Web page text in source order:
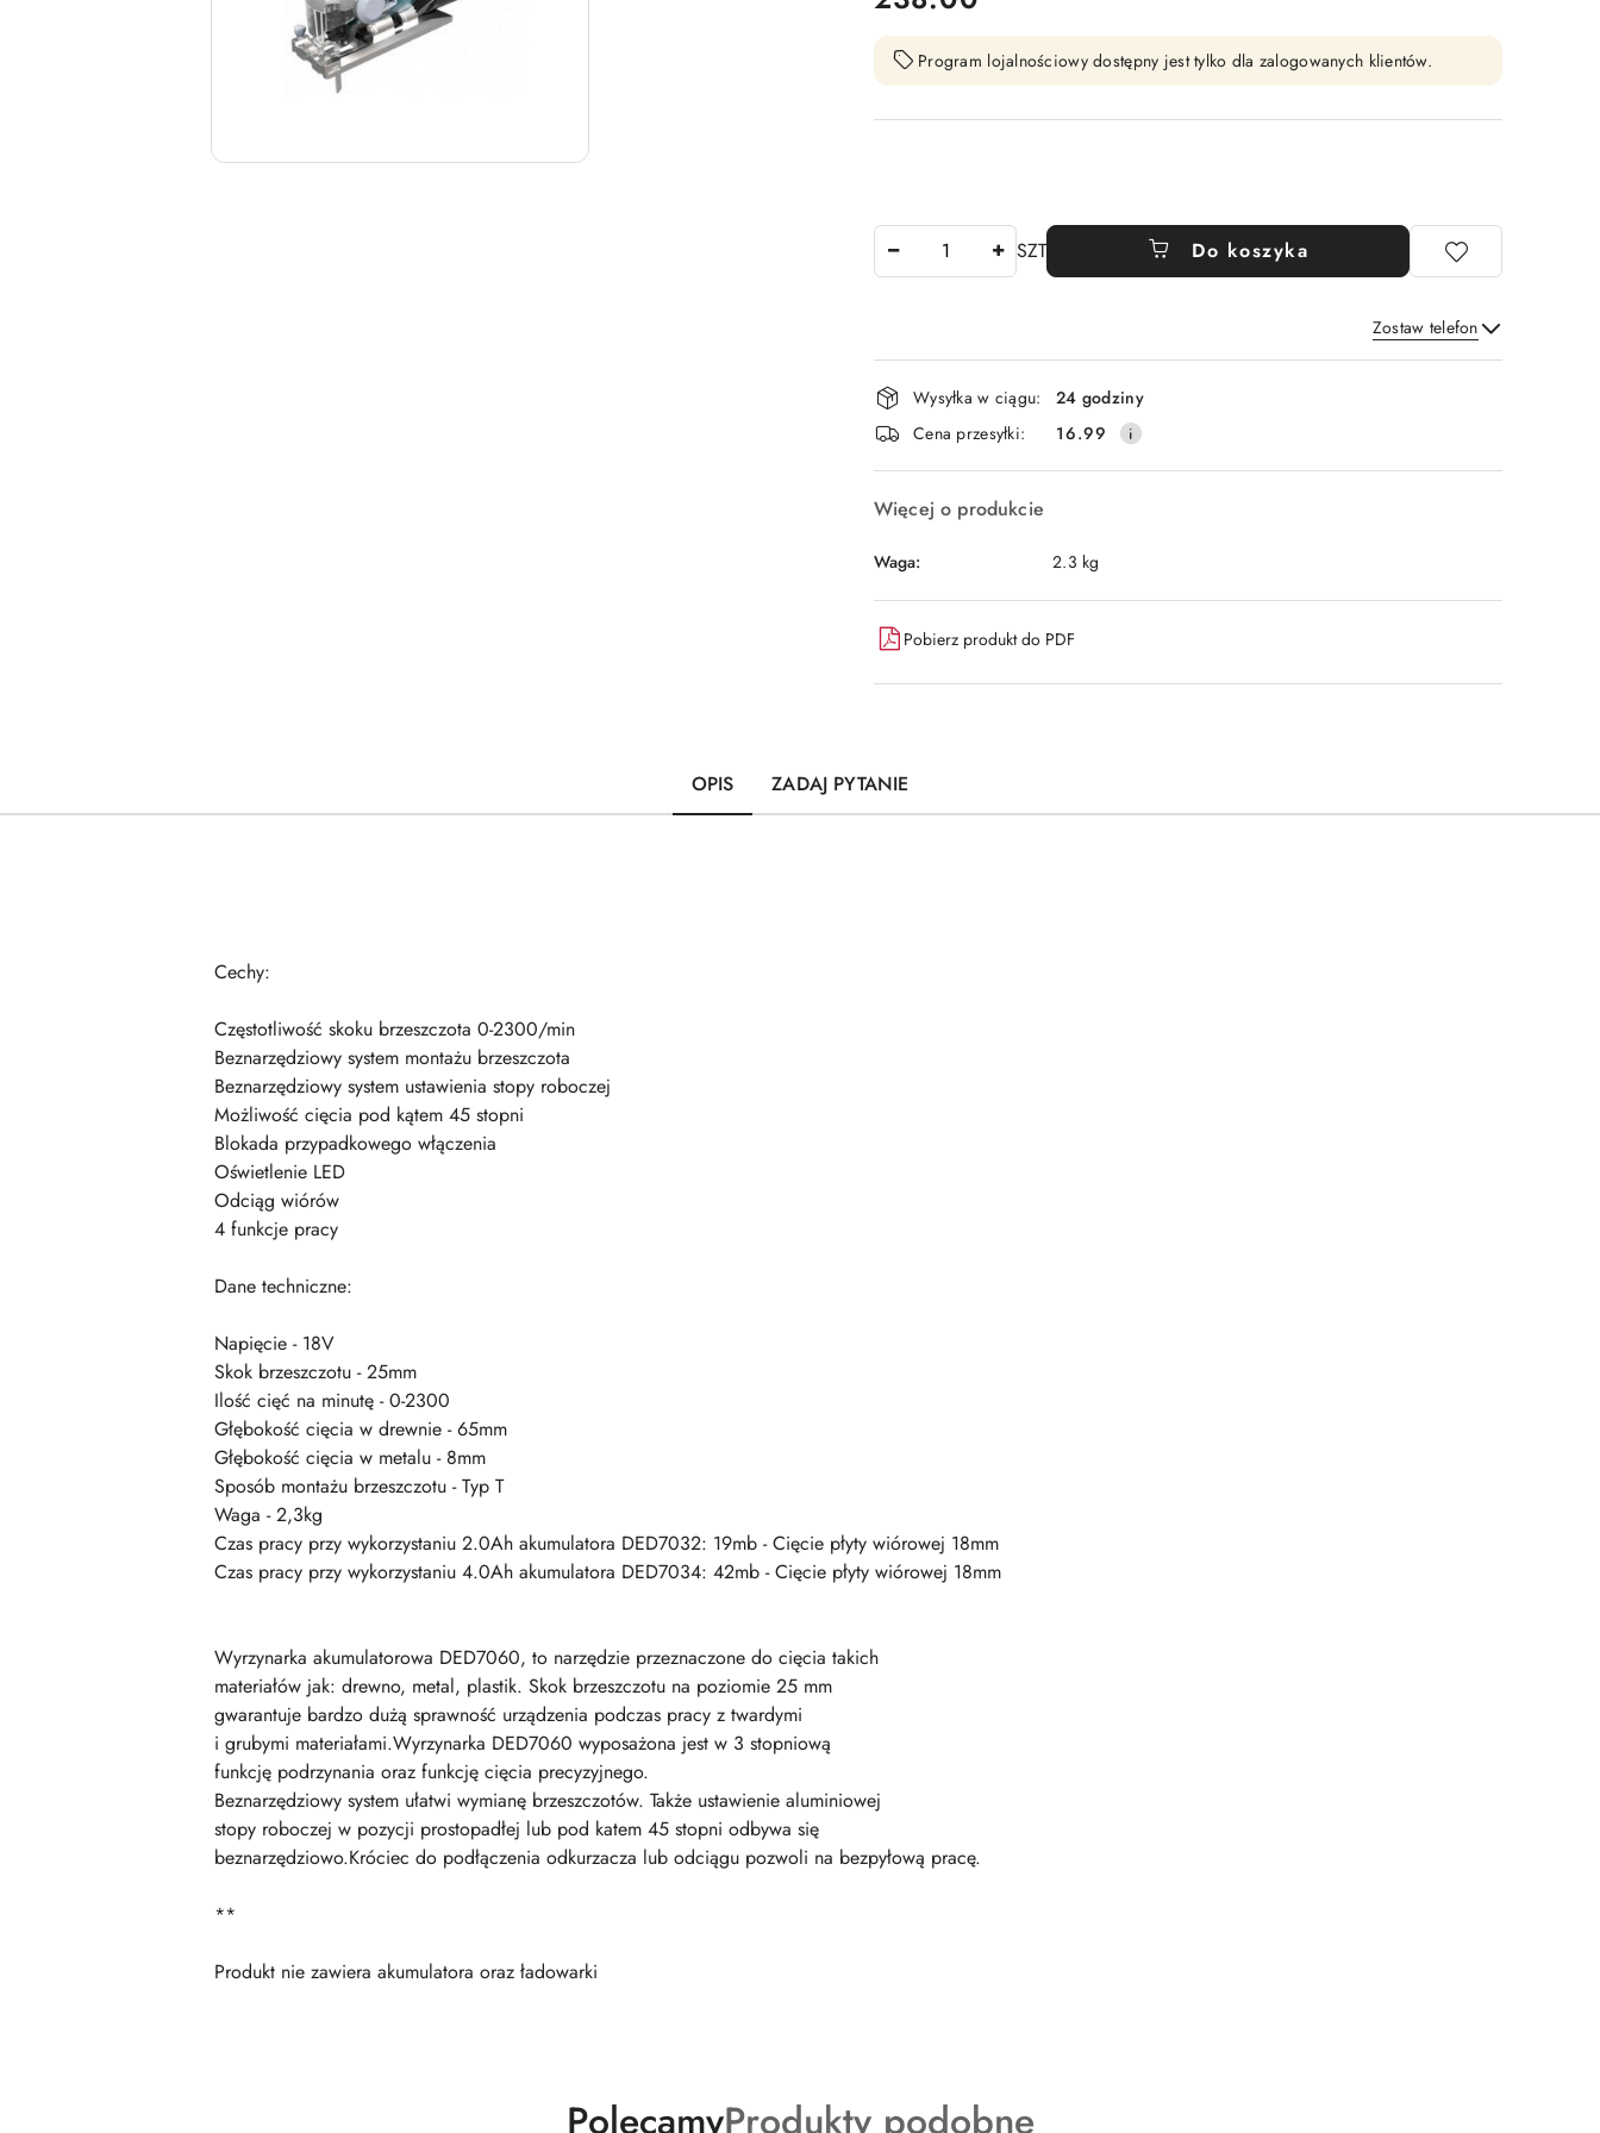
Program lojalnościowy dostępny jest tylko dla zalogowanych klientów.
SZT Do koszyka
Zostaw telefon
Wyślij
Dostępność
i
dostawa
Wysyłka w ciągu:
24 godziny
Cena przesyłki:
16.99
Więcej o produkcie
Waga: 2.3 kg
Pobierz produkt do PDF
OPIS ZADAJ PYTANIE
Cechy:
Częstotliwość skoku brzeszczota 0-2300/min
Beznarzędziowy system montażu brzeszczota
Beznarzędziowy system ustawienia stopy roboczej
Możliwość cięcia pod kątem 45 stopni
Blokada przypadkowego włączenia
Oświetlenie LED
Odciąg wiórów
4 funkcje pracy
Dane techniczne:
Napięcie - 18V
Skok brzeszczotu - 25mm
Ilość cięć na minutę - 0-2300
Głębokość cięcia w drewnie - 65mm
Głębokość cięcia w metalu - 8mm
Sposób montażu brzeszczotu - Typ T
Waga - 2,3kg
Czas pracy przy wykorzystaniu 2.0Ah akumulatora DED7032: 19mb - Cięcie płyty wiórowej 18mm
Czas pracy przy wykorzystaniu 4.0Ah akumulatora DED7034: 42mb - Cięcie płyty wiórowej 18mm
Wyrzynarka akumulatorowa DED7060, to narzędzie przeznaczone do cięcia takich
materiałów jak: drewno, metal, plastik. Skok brzeszczotu na poziomie 25 mm
gwarantuje bardzo dużą sprawność urządzenia podczas pracy z twardymi
i grubymi materiałami.Wyrzynarka DED7060 wyposażona jest w 3 stopniową
funkcję podrzynania oraz funkcję cięcia precyzyjnego.
Beznarzędziowy system ułatwi wymianę brzeszczotów. Także ustawienie aluminiowej
stopy roboczej w pozycji prostopadłej lub pod katem 45 stopni odbywa się
beznarzędziowo.Króciec do podłączenia odkurzacza lub odciągu pozwoli na bezpyłową pracę.
**
Produkt nie zawiera akumulatora oraz ładowarki
Produkty
PolecamyProdukty
Produkty podobne